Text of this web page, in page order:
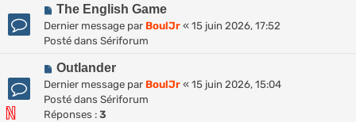
s
a
e
e
a
u
e
s
s
a
N
o
u
e
a
u
m
The English Game
Dernier message par BoulJr « 15 juin 2026, 17:52
Posté dans Sériforum
N
o
u
v
Outlander
Dernier message par BoulJr « 15 juin 2026, 15:04
Posté dans Sériforum
Réponses : 3